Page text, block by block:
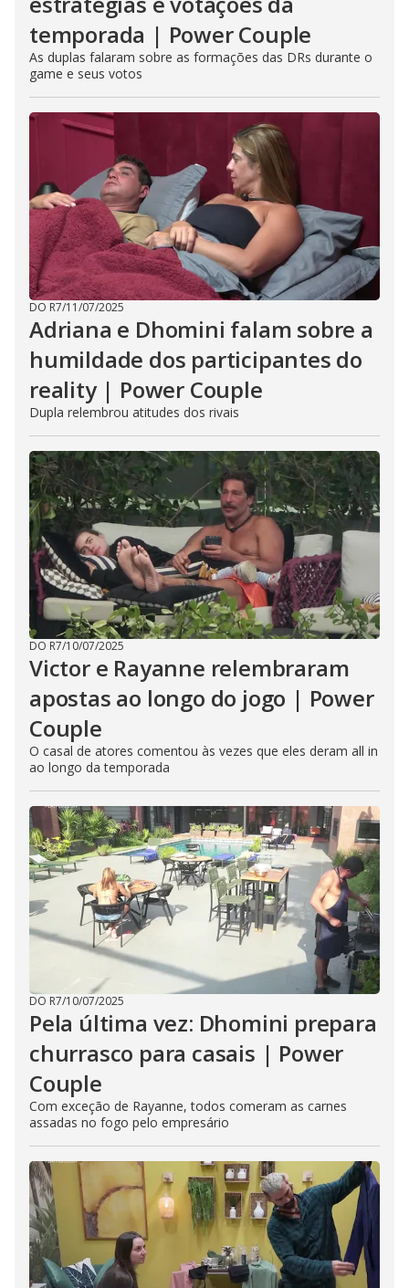
temporada | Power Couple
As duplas falaram sobre as formações das DRs durante o
game e seus votos
DO R7/11/07/2025
Adriana e Dhomini falam sobre a
humildade dos participantes do
reality | Power Couple
Dupla relembrou atitudes dos rivais
DO R7/10/07/2025
Victor e Rayanne relembraram
apostas ao longo do jogo | Power
Couple
O casal de atores comentou às vezes que eles deram all in
ao longo da temporada
DO R7/10/07/2025
Pela última vez: Dhomini prepara
churrasco para casais | Power
Couple
Com exceção de Rayanne, todos comeram as carnes
assadas no fogo pelo empresário